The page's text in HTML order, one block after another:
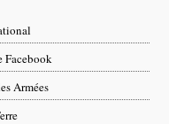
Facebook
Armées